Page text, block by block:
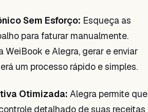
Sem Esforço: Esqueça as
para faturar manualmente.
WeiBook e Alegra, gerar e enviar
um processo rápido e simples.
Otimizada: Alegra permite que
detalhado de suas receitas